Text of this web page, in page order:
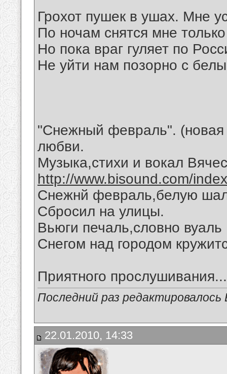
Грохот пушек в ушах. Мне
По ночам снятся мне
Но пока враг гуляет по
Не уйти нам позорно с
"Снежный февраль". (новая
любви.
Музыка,стихи и вокал
http://www.bisound.com/
Снежнй февраль,белую
Сбросил на улицы.
Вьюги печаль,словно вуаль
Снегом над городом
Приятного
Последний раз
22.01.2010, 14:33